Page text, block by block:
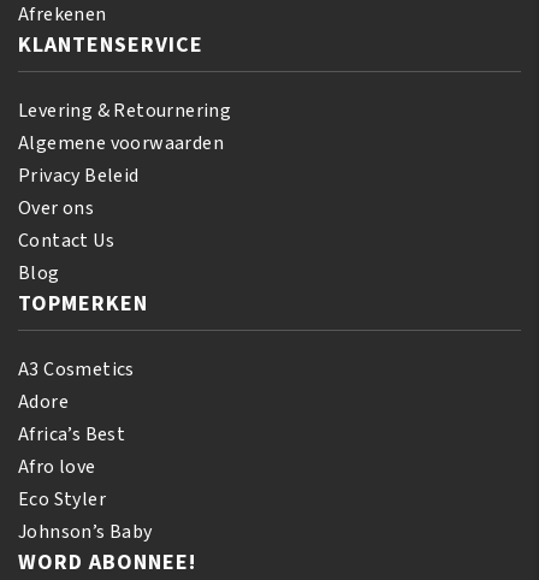
Afrekenen
KLANTENSERVICE
Levering & Retournering
Algemene voorwaarden
Privacy Beleid
Over ons
Contact Us
Blog
TOPMERKEN
A3 Cosmetics
Adore
Africa’s Best
Afro love
Eco Styler
Johnson’s Baby
WORD ABONNEE!